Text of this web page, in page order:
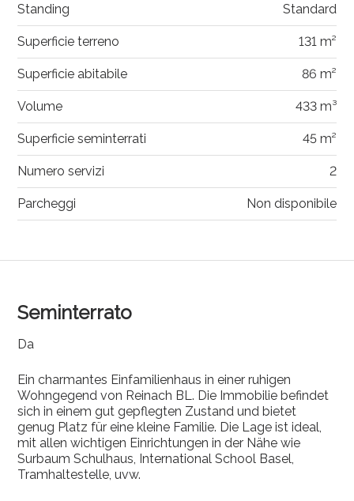
Seminterrato
Da
Ein charmantes Einfamilienhaus in einer ruhigen
Wohngegend von Reinach BL. Die Immobilie befindet
sich in einem gut gepflegten Zustand und bietet
genug Platz für eine kleine Familie. Die Lage ist ideal,
mit allen wichtigen Einrichtungen in der Nähe wie
Surbaum Schulhaus, International School Basel,
Tramhaltestelle, uvw.
Standing Standard
Superficie terreno 131 m²
Superficie abitabile 86 m²
Volume 433 m³
Superficie seminterrati 45 m²
Numero servizi 2
Parcheggi Non disponibile